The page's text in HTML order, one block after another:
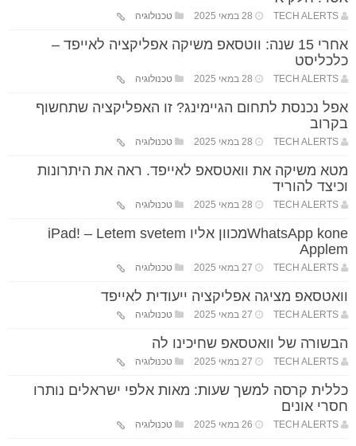
TECH ALERTS 28 במאי 2025 טכנולוגיה
אחרי 15 שנה: ווטסאפ משיקה אפליקציה לאייפד –
כלכליסט
TECH ALERTS 28 במאי 2025 טכנולוגיה
אפל נכנסת לתחום הגיימינג? זו האפליקציה שתחשוף
בקרוב
TECH ALERTS 28 במאי 2025 טכנולוגיה
מטא משיקה את וואטסאפ לאייפד. ראה את היתרונות
וכיצד להוריד
TECH ALERTS 28 במאי 2025 טכנולוגיה
WhatsApp koneמכוון אליו iPad! – Letem svetem
Applem
TECH ALERTS 27 במאי 2025 טכנולוגיה
וואטסאפ מציגה אפליקציה ייעודית לאייפד
TECH ALERTS 27 במאי 2025 טכנולוגיה
הבשורה של וואטסאפ שחיכינו לה
TECH ALERTS 27 במאי 2025 טכנולוגיה
כללית קרסה למשך שעות: מאות אלפי ישראלים נותרו
חסרי אונים
TECH ALERTS 26 במאי 2025 טכנולוגיה